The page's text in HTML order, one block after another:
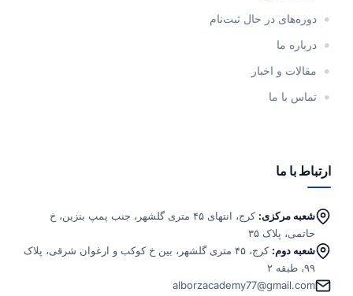
دوره‌های در حال ثبت‌نام
درباره ما
مقالات و اخبار
تماس با ما
ارتباط با ما
شعبه مرکزی:
کرج، انتهای ۴۵ متری گلشهر، جنب پمپ بنزین، خ
حاتمی، پلاک ۳۵
شعبه دوم:
کرج، ۴۵ متری گلشهر، بین خ کوکب و ارغوان شرقی، پلاک
۹۹، طبقه ۲
alborzacademy77@gmail.com